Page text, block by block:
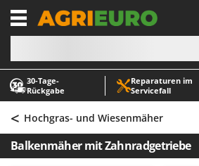
30‑Tage-
Rückgabe
Reparaturen im
Servicefall
-1
A
Abbeermaschinen -
Abfüllgeräte
Akku Gartenscheren
Akku Gras- und
A
ABAC
AgriEuro Premium
AgriEuro TOP-LINE
AGT
< Hochgras- und Wiesenmäher
Balkenmäher mit Zahnradgetriebe